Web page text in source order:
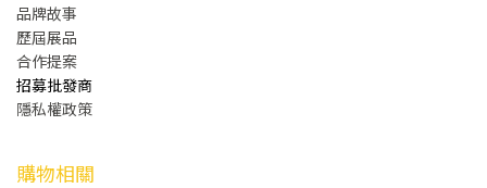
品牌故事
歷屆展品
合作提案
招募批發商
隱私權政策
購物相關